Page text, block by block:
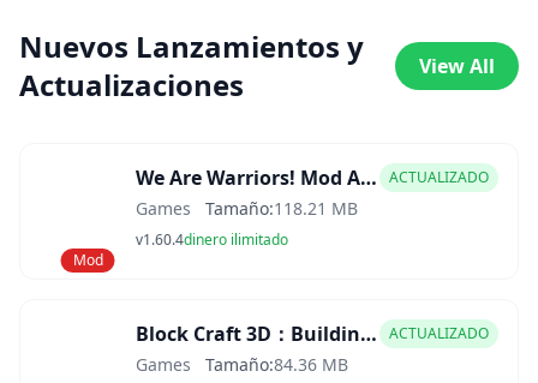
Nuevos Lanzamientos y
Actualizaciones
View All
Mod
We Are Warriors! Mod APK ACTUALIZADO
Games Tamaño:118.21 MB
v1.60.4dinero ilimitado
Block Craft 3D：Building Game Mod APK ACTUALIZADO
Games Tamaño:84.36 MB